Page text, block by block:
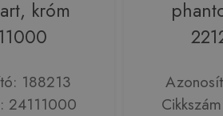
króm
188213
24111000